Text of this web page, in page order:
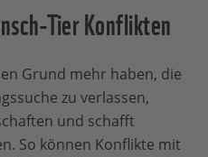
Tier Konflikten
Grund mehr haben, die
zu verlassen,
und schafft
So können Konflikte mit